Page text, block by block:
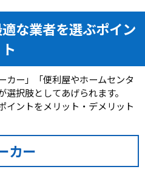
な業者を選ぶポイン
ト
カー」「便利屋やホームセンタ
択肢としてあげられます。
イントをメリット・デメリット
カー